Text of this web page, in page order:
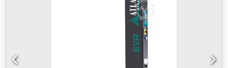
račun. Za inozemne kupce možemo izdati i neto račun, uz
preduvjet valjanog PDV identifikacijskog broja. Pridržavamo
pravo prethodne prodaje. Posjetite našu trgovinu i
pogledajte i ostale naše ponude. Navedeni nazivi tvrtki i
robne marke vlasništvo su njihovih vlasnika i služe
isključivo za identifikaciju i opis proizvoda. Moguća su